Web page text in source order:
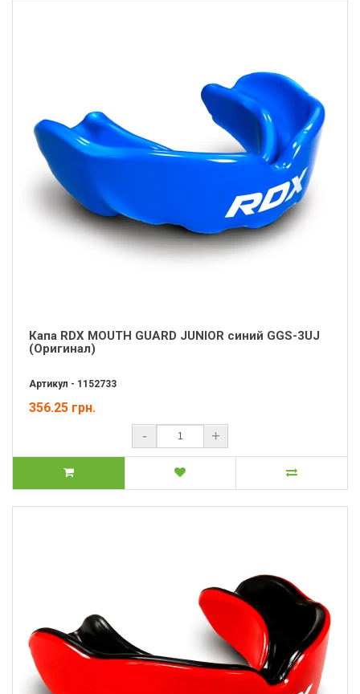
Капа RDX MOUTH GUARD JUNIOR синий GGS-3UJ
(Оригинал)
Артикул - 1152733
356.25 грн.
- +